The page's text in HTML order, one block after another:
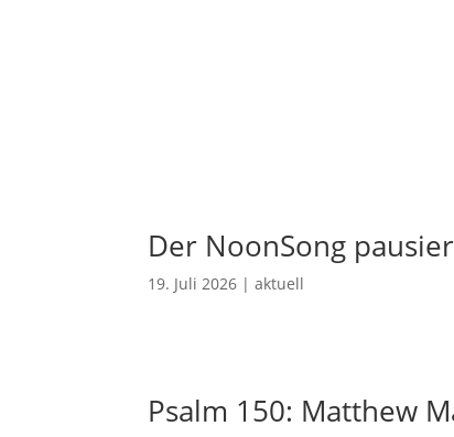
Der NoonSong
19. Juli 2026 |aktuell
Psalm 150: Matthew